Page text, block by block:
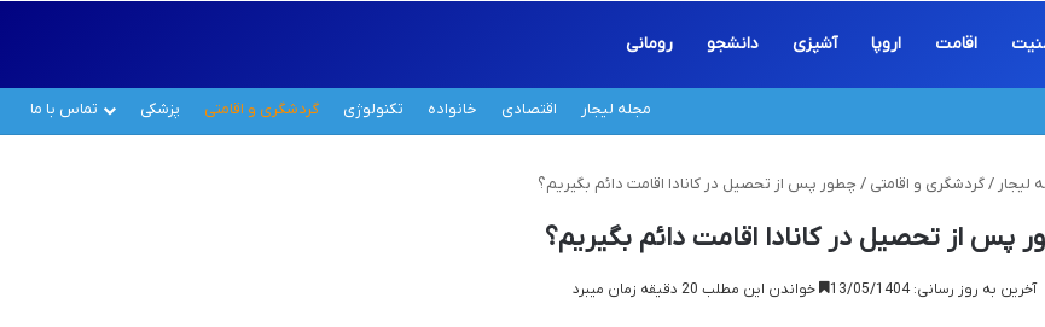
اقامت اروپا آشپزی دانشجو رومانی
مجله لیجار اقتصادی خانواده تکنولوژی گردشگری و اقامتی پزشکی تماس با ما
لیجار /گردشگری و اقامتی / چطور پس از تحصیل در کانادا اقامت دائم بگیریم؟
پس از تحصیل در کانادا اقامت دائم بگیریم؟
آخرین به روز رسانی: 13/05/1404 خواندن این مطلب 20 دقیقه زمان میبرد